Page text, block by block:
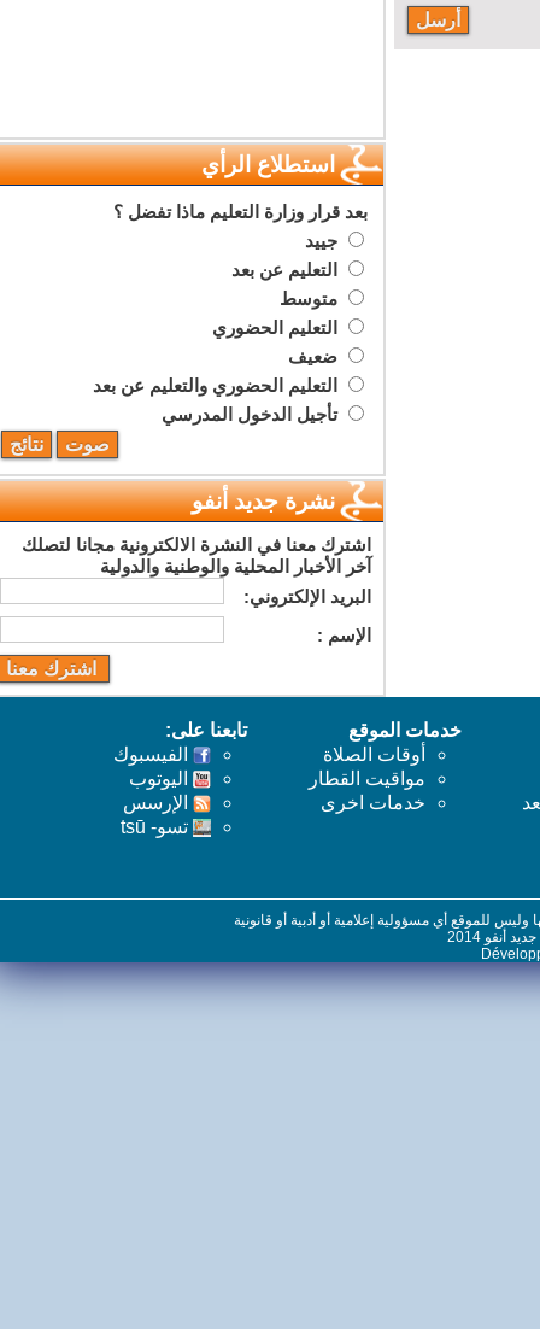
استطلاع الرأي
بعد قرار وزارة التعليم ماذا تفضل ؟
جييد
التعليم عن بعد
متوسط
التعليم الحضوري
ضعيف
التعليم الحضوري والتعليم عن بعد
تأجيل الدخول المدرسي
نشرة جديد أنفو
اشترك معنا في النشرة الالكترونية مجانا لتصلك
آخر الأخبار المحلية والوطنية والدولية
البريد اﻹلكتروني:
اﻹسم :
خدمات الموقع
أوقات الصلاة
مواقيت القطار
خدمات اخرى
تابعنا على:
الفيسبوك
اليوتوب
اﻹرسس
تسو- tsū
للموقع أي مسؤولية إعلامية أو أدبية أو قانونية
2014